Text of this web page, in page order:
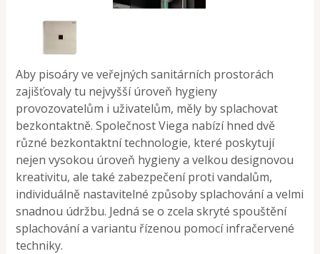
Aby pisoáry ve veřejných sanitárních prostorách
zajišťovaly tu nejvyšší úroveň hygieny
provozovatelům i uživatelům, měly by splachovat
bezkontaktně. Společnost Viega nabízí hned dvě
různé bezkontaktní technologie, které poskytují
nejen vysokou úroveň hygieny a velkou designovou
kreativitu, ale také zabezpečení proti vandalům,
individuálně nastavitelné způsoby splachování a velmi
snadnou údržbu. Jedná se o zcela skryté spouštění
splachování a variantu řízenou pomocí infračervené
techniky.